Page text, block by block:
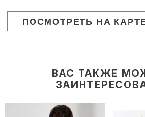
ПОСМОТРЕТЬ НА
ВАС ТАКЖЕ